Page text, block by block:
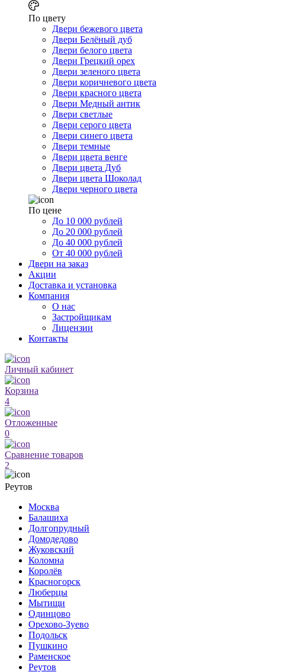
По цвету
Двери бежевого цвета
Двери Белёный дуб
Двери белого цвета
Двери Грецкий орех
Двери зеленого цвета
Двери коричневого цвета
Двери красного цвета
Двери Медный антик
Двери светлые
Двери серого цвета
Двери синего цвета
Двери темные
Двери цвета венге
Двери цвета Дуб
Двери цвета Шоколад
Двери черного цвета
По цене
До 10 000 рублей
До 20 000 рублей
До 40 000 рублей
От 40 000 рублей
Двери на заказ
Акции
Доставка и установка
Компания
О нас
Застройщикам
Лицензии
Контакты
Личный кабинет
Корзина
4
Отложенные
0
Сравнение товаров
2
Реутов
Москва
Балашиха
Долгопрудный
Домодедово
Жуковский
Коломна
Королёв
Красногорск
Люберцы
Мытищи
Одинцово
Орехово-Зуево
Подольск
Пушкино
Раменское
Реутов